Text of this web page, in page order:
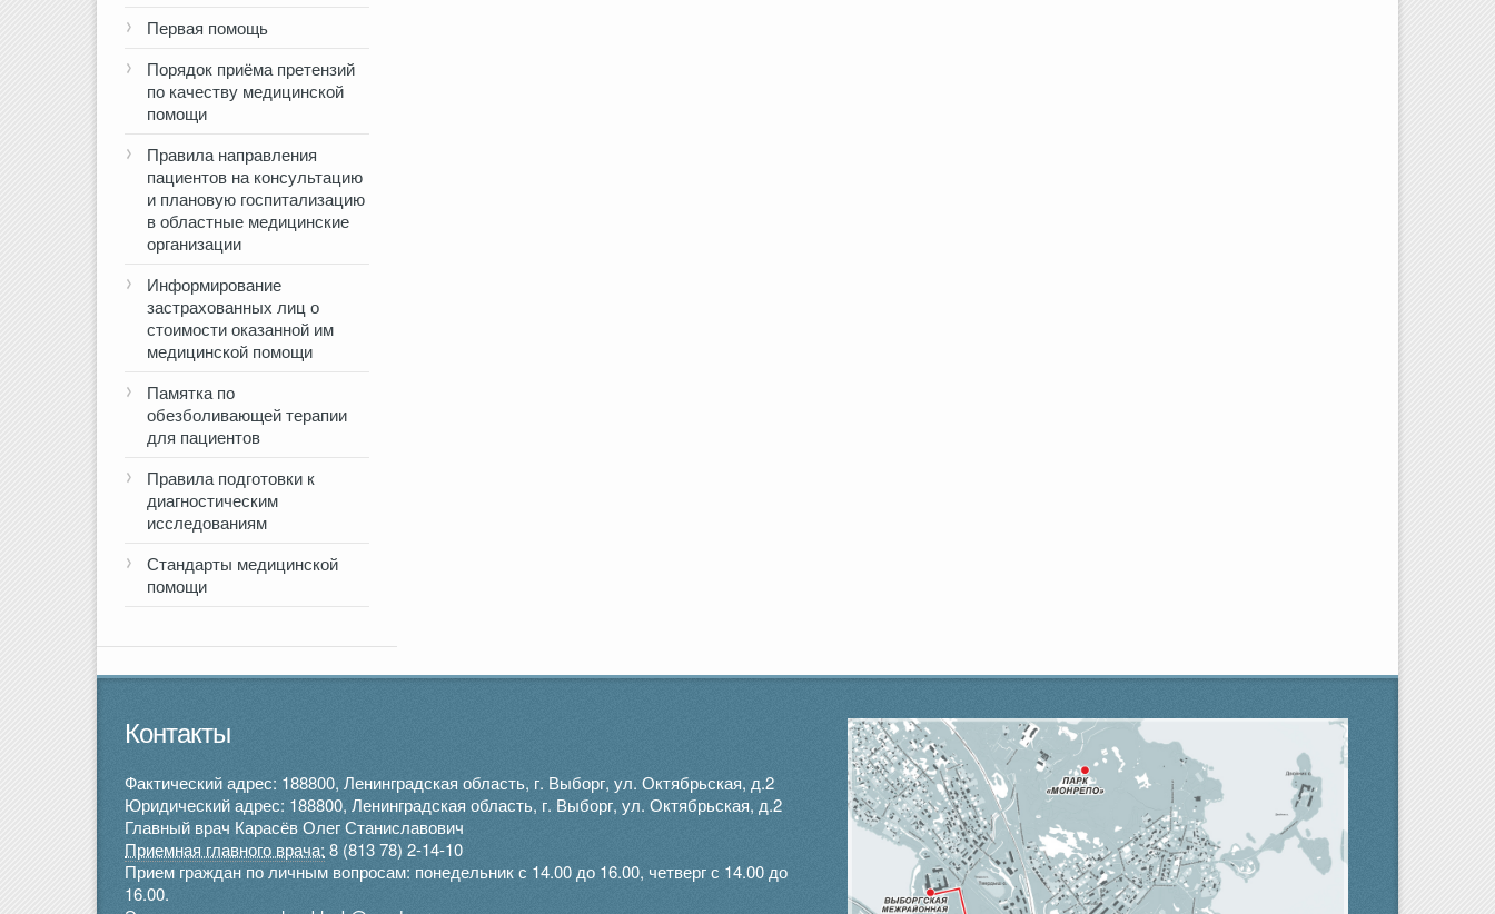
Первая помощь
Порядок приёма претензий
по качеству медицинской
помощи
Правила направления
пациентов на консультацию
и плановую госпитализацию
в областные медицинские
организации
Информирование
застрахованных лиц о
стоимости оказанной им
медицинской помощи
Памятка по
обезболивающей терапии
для пациентов
Правила подготовки к
диагностическим
исследованиям
Стандарты медицинской
помощи
Контакты
Фактический адрес: 188800, Ленинградская область, г. Выборг, ул. Октябрьская, д.2
Юридический адрес: 188800, Ленинградская область, г. Выборг, ул. Октябрьская, д.2
Главный врач Карасёв Олег Станиславович
Приемная главного врача: 8 (813 78) 2-14-10
Прием граждан по личным вопросам: понедельник с 14.00 до 16.00, четверг с 14.00 до
16.00.